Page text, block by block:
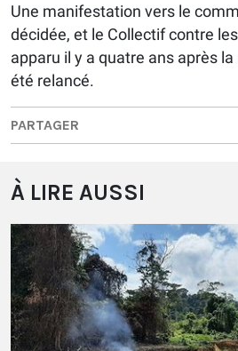
Une manifestation vers le
décidée, et le Collectif contre
apparu il y a quatre ans après la
été relancé.
PARTAGER
À LIRE AUSSI